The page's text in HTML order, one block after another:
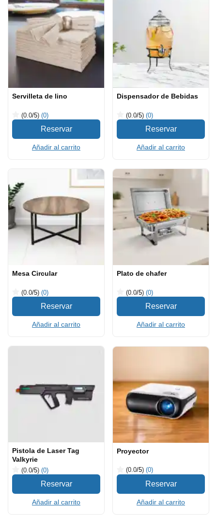
Servilleta de lino
(0.0/5) (0)
Añadir al carrito
Dispensador de Bebidas
(0.0/5) (0)
Añadir al carrito
Mesa Circular
(0.0/5) (0)
Añadir al carrito
Plato de chafer
(0.0/5) (0)
Añadir al carrito
Pistola de Laser Tag
Valkyrie
(0.0/5) (0)
Añadir al carrito
Proyector
(0.0/5) (0)
Añadir al carrito